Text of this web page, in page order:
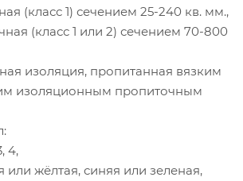
(класс 1) сечением 25-240 кв. мм.,
(класс 1 или 2) сечением 70-800
изоляция, пропитанная вязким
изоляционным пропиточным
4,
или жёлтая, синяя или зеленая,